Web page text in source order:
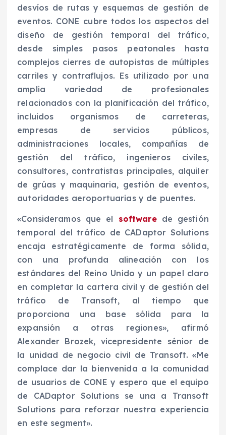
desvíos de rutas y esquemas de gestión de
eventos. CONE cubre todos los aspectos del
diseño de gestión temporal del tráfico,
desde simples pasos peatonales hasta
complejos cierres de autopistas de múltiples
carriles y contraflujos. Es utilizado por una
amplia variedad de profesionales
relacionados con la planificación del tráfico,
incluidos organismos de carreteras,
empresas de servicios públicos,
administraciones locales, compañías de
gestión del tráfico, ingenieros civiles,
consultores, contratistas principales, alquiler
de grúas y maquinaria, gestión de eventos,
autoridades aeroportuarias y de puentes.
«Consideramos que el software de gestión
temporal del tráfico de CADaptor Solutions
encaja estratégicamente de forma sólida,
con una profunda alineación con los
estándares del Reino Unido y un papel claro
en completar la cartera civil y de gestión del
tráfico de Transoft, al tiempo que
proporciona una base sólida para la
expansión a otras regiones», afirmó
Alexander Brozek, vicepresidente sénior de
la unidad de negocio civil de Transoft. «Me
complace dar la bienvenida a la comunidad
de usuarios de CONE y espero que el equipo
de CADaptor Solutions se una a Transoft
Solutions para reforzar nuestra experiencia
en este segment».